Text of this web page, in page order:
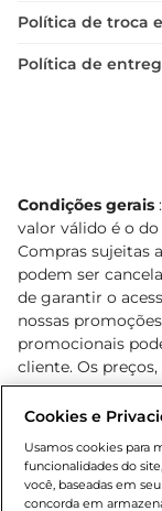
Política de troca
Política de
Condições gerais
valor válido é o
Compras sujeitas
podem ser
de garantir o
nossas
promocionais
cliente. Os
o e-commerce e
sofrer alterações
Lei n.º 8069/90,
Adolescente).
www.bretas.com.br,
Cookies e
Usamos cookies para
funcionalidades do
você, baseadas em
concorda em